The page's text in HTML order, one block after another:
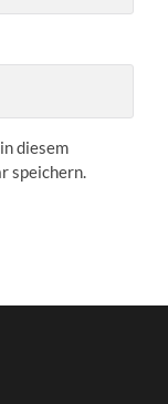
diesem
speichern.